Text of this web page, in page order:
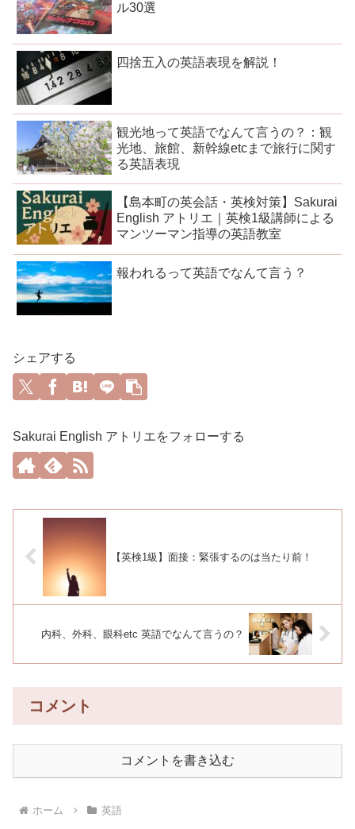
ル30選
四捨五入の英語表現を解説！
観光地って英語でなんて言うの？：観
光地、旅館、新幹線etcまで旅行に関す
る英語表現
【島本町の英会話・英検対策】Sakurai
English アトリエ｜英検1級講師による
マンツーマン指導の英語教室
報われるって英語でなんて言う？
シェアする
Sakurai English アトリエをフォローする
【英検1級】面接：緊張するのは当たり前！
内科、外科、眼科etc 英語でなんて言うの？
コメント
コメントを書き込む
ホーム 英語